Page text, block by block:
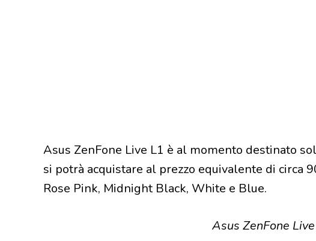
Asus ZenFone Live L1 è al momento destinato
si potrà acquistare al prezzo equivalente di circa
Rose Pink, Midnight Black, White e Blue.
Asus ZenFone